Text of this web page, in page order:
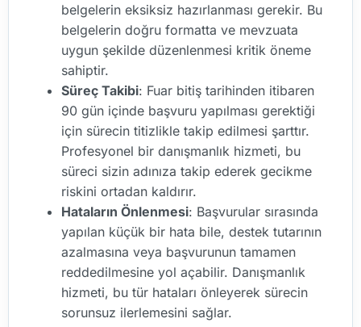
belgelerin eksiksiz hazırlanması gerekir. Bu
belgelerin doğru formatta ve mevzuata
uygun şekilde düzenlenmesi kritik öneme
sahiptir.
Süreç Takibi: Fuar bitiş tarihinden itibaren
90 gün içinde başvuru yapılması gerektiği
için sürecin titizlikle takip edilmesi şarttır.
Profesyonel bir danışmanlık hizmeti, bu
süreci sizin adınıza takip ederek gecikme
riskini ortadan kaldırır.
Hataların Önlenmesi: Başvurular sırasında
yapılan küçük bir hata bile, destek tutarının
azalmasına veya başvurunun tamamen
reddedilmesine yol açabilir. Danışmanlık
hizmeti, bu tür hataları önleyerek sürecin
sorunsuz ilerlemesini sağlar.